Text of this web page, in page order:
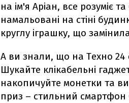
на ім'я Аріан, все розуміє
намальовані на стіні
круглу іграшку, що
А ви знали, що на Техно 24
Шукайте клікабельні
накопичуйте монетки та
приз – стильний смартфон